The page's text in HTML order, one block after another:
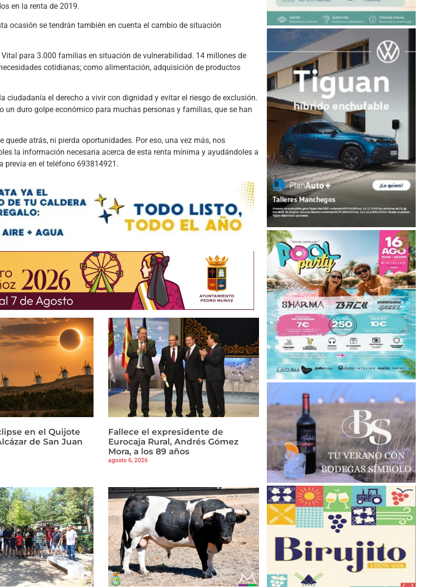
en la renta de 2019.
ocasión se tendrán también en cuenta el cambio de situación
para 3.000 familias en situación de vulnerabilidad. 14 millones de
cotidianas; como alimentación, adquisición de productos
ciudadanía el derecho a vivir con dignidad y evitar el riesgo de exclusión.
un duro golpe económico para muchas personas y familias, que se han
quede atrás, ni pierda oportunidades. Por eso, una vez más, nos
la información necesaria acerca de esta renta mínima y ayudándoles a
previa en el teléfono 693814921.
en el Quijote
de San Juan
Fallece el expresidente de
Eurocaja Rural, Andrés Gómez
Mora, a los 89 años
agosto 6, 2026